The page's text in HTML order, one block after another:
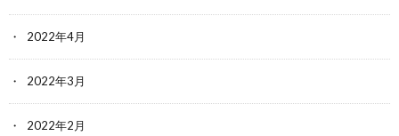
2022年4月
2022年3月
2022年2月